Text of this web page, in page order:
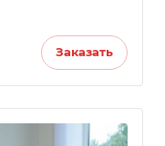
Заказать